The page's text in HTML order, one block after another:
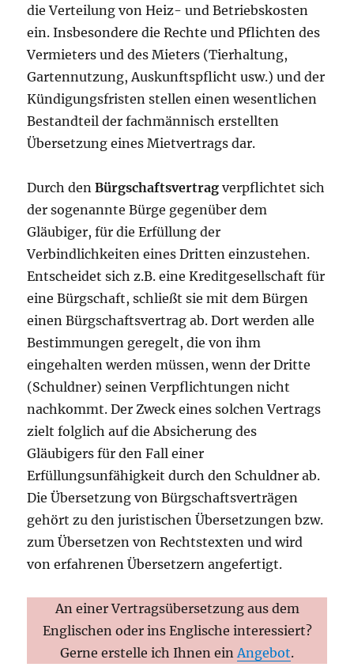
die Verteilung von Heiz- und Betriebskosten
ein. Insbesondere die Rechte und Pflichten des
Vermieters und des Mieters (Tierhaltung,
Gartennutzung, Auskunftspflicht usw.) und der
Kündigungsfristen stellen einen wesentlichen
Bestandteil der fachmännisch erstellten
Übersetzung eines Mietvertrags dar.
Durch denBürgschaftsvertrag verpflichtet sich
der sogenannte Bürge gegenüber dem
Gläubiger, für die Erfüllung der
Verbindlichkeiten eines Dritten einzustehen.
Entscheidet sich z.B. eine Kreditgesellschaft für
eine Bürgschaft, schließt sie mit dem Bürgen
einen Bürgschaftsvertrag ab. Dort werden alle
Bestimmungen geregelt, die von ihm
eingehalten werden müssen, wenn der Dritte
(Schuldner) seinen Verpflichtungen nicht
nachkommt. Der Zweck eines solchen Vertrags
zielt folglich auf die Absicherung des
Gläubigers für den Fall einer
Erfüllungsunfähigkeit durch den Schuldner ab.
Die Übersetzung von Bürgschaftsverträgen
gehört zu den juristischen Übersetzungen bzw.
zum Übersetzen von Rechtstexten und wird
von erfahrenen Übersetzern angefertigt.
An einer Vertragsübersetzung aus dem
Englischen oder ins Englische interessiert?
Gerne erstelle ich Ihnen einAngebot.